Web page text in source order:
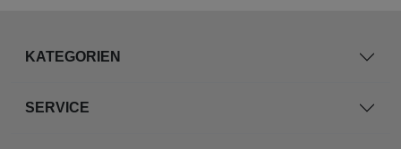
KATEGORIEN
SERVICE